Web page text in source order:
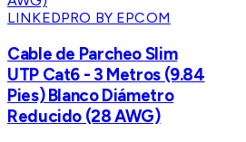
LINKEDPRO BY EPCOM
Cable de Parcheo Slim
UTP Cat6 - 3 Metros (9.84
Pies) Blanco Diámetro
Reducido (28 AWG)